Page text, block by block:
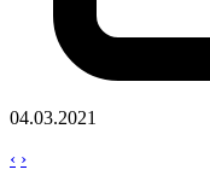
04.03.2021
‹ ›